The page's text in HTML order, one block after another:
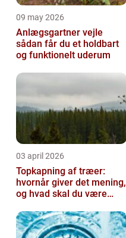
09 may 2026
Anlægsgartner vejle
sådan får du et holdbart
og funktionelt uderum
03 april 2026
Topkapning af træer:
hvornår giver det mening,
og hvad skal du være